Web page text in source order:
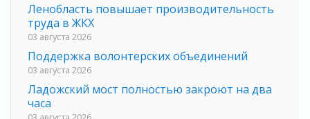
Ленобласть повышает производительность
труда в ЖКХ
03 августа 2026
Поддержка волонтерских объединений
03 августа 2026
Ладожский мост полностью закроют на два
часа